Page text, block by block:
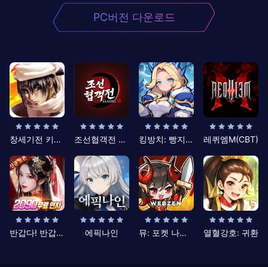
PC버전 다운로드
창세기전 키우기 조선협객전 클래식 킹방치: 빵지의 제왕 레퀴엠M(CBT)
반갑다! 반갑삼국지 에픽나인 뮤: 포켓 나이츠 열혈강호: 귀환